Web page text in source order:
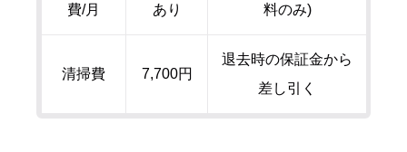
費/月
あり
料のみ)
清掃費 7,700円
退去時の保証金から
差し引く